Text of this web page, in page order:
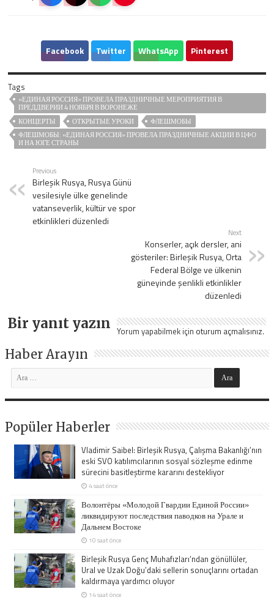
Facebook Twitter WhatsApp Pinterest
Tags
«ЕДИНАЯ РОССИЯ» ПРОВЕЛА ПРАЗДНИЧНЫЕ МЕРОПРИЯТИЯ В
ПРЕДДВЕРИИ 4 НОЯБРЯ В ВОРОНЕЖЕ
КОНЦЕРТЫ
ОТКРЫТЫЕ УРОКИ
ФЛЕШМОБЫ
ФЛЕШМОБЫ: «ЕДИНАЯ РОССИЯ» ПРОВЕЛА ПРАЗДНИЧНЫЕ АКЦИИ В ЦФО
И НА ЮГЕ СТРАНЫ
Previous
Birleşik Rusya, Rusya Günü
vesilesiyle ülke genelinde
vatanseverlik, kültür ve spor
etkinlikleri düzenledi
Next
Konserler, açık dersler, ani
gösteriler: Birleşik Rusya, Orta
Federal Bölge ve ülkenin
güneyinde şenlikli etkinlikler
düzenledi
Bir yanıt yazın Yorum yapabilmek için oturum açmalısınız.
Haber Arayın
Popüler Haberler
Vladimir Saibel: Birleşik Rusya, Çalışma Bakanlığı’nın
eski SVO katılımcılarının sosyal sözleşme edinme
sürecini basitleştirme kararını destekliyor
4 saat önce
Волонтёры «Молодой Гвардии Единой России»
ликвидируют последствия паводков на Урале и
Дальнем Востоке
10 saat önce
Birleşik Rusya Genç Muhafızları’ndan gönüllüler,
Ural ve Uzak Doğu’daki sellerin sonuçlarını ortadan
kaldırmaya yardımcı oluyor
14 saat önce